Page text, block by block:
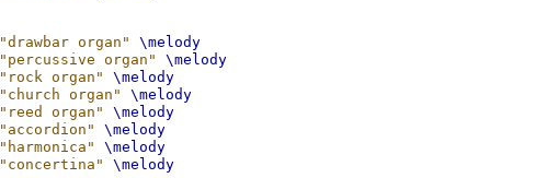
"drawbar organ"
\melody
"percussive organ"
\melody
"rock organ"
\melody
"church organ"
\melody
"reed organ"
\melody
"accordion"
\melody
"harmonica"
\melody
"concertina" \melody